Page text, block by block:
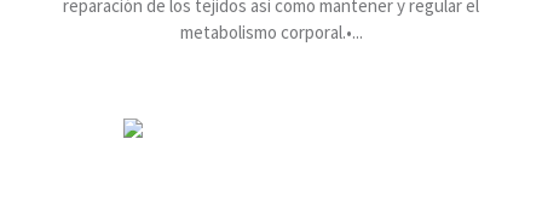
reparación de los tejidos asi como mantener y regular el
metabolismo corporal.•...